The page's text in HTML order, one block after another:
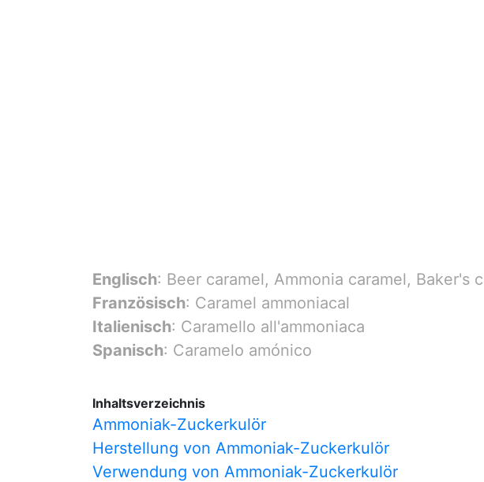
Englisch: Beer caramel, Ammonia caramel, Baker's
Französisch: Caramel ammoniacal
Italienisch: Caramello all'ammoniaca
Spanisch: Caramelo amónico
Inhaltsverzeichnis
Ammoniak-Zuckerkulör
Herstellung von Ammoniak-Zuckerkulör
Verwendung von Ammoniak-Zuckerkulör